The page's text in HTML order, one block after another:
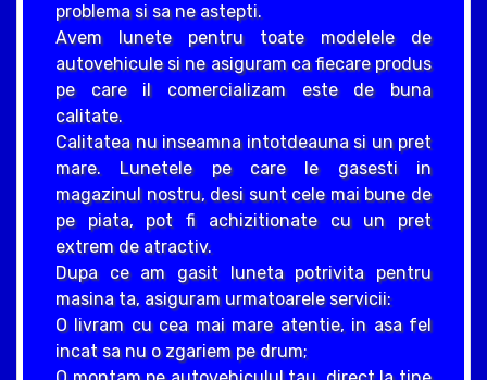
problema si sa ne astepti.
Avem lunete pentru toate modelele de
autovehicule si ne asiguram ca fiecare produs
pe care il comercializam este de buna
calitate.
Calitatea nu inseamna intotdeauna si un pret
mare. Lunetele pe care le gasesti in
magazinul nostru, desi sunt cele mai bune de
pe piata, pot fi achizitionate cu un pret
extrem de atractiv.
Dupa ce am gasit luneta potrivita pentru
masina ta, asiguram urmatoarele servicii:
O livram cu cea mai mare atentie, in asa fel
incat sa nu o zgariem pe drum;